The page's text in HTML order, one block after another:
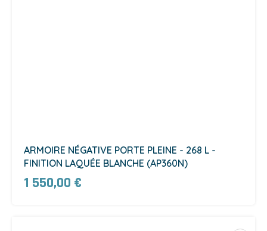
ARMOIRE NÉGATIVE PORTE PLEINE - 268 L -
FINITION LAQUÉE BLANCHE (AP360N)
1 550,00 €